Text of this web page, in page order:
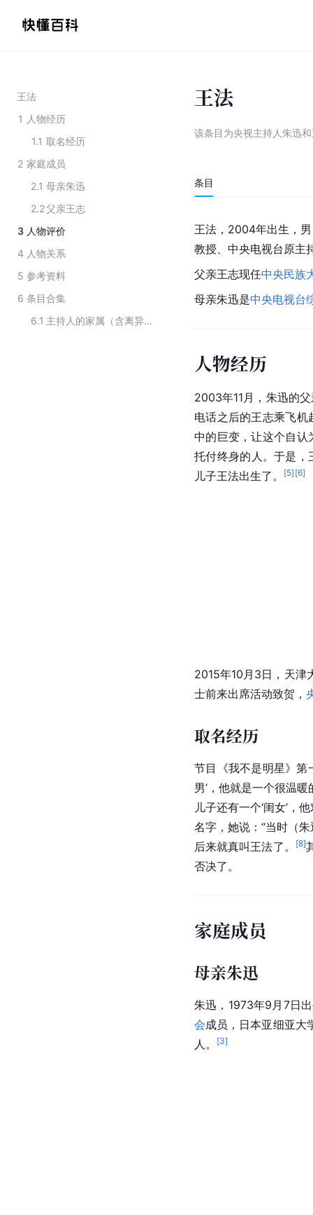
王法
1 人物经历
1.1 取名经历
2 家庭成员
2.1 母亲朱迅
2.2父亲王志
3 人物评价
4 人物关系
5 参考资料
6 条目合集
6.1
主持人的家属（含离异）
王法
该条目为央视主持人朱迅
条目
王法，2004年出生，
教授、中央电视台原主
父亲王志现任中央民族
母亲朱迅是中央电视台
人物经历
2003年11月，朱迅的
电话之后的王志乘飞
中的巨变，让这个自认
托付终身的人。于是
儿子王法出生了。
[5] [6]
2015年10月3日，天津
士前来出席活动致贺，
取名经历
节目《我不是明星》第
男’，他就是一个很温
儿子还有一个‘闺女’，
名字，她说：“当时（
后来就真叫王法了。
[8]
否决了。
家庭成员
母亲朱迅
朱迅，1973年9月7日
会成员，日本亚细亚大
人。
[3]